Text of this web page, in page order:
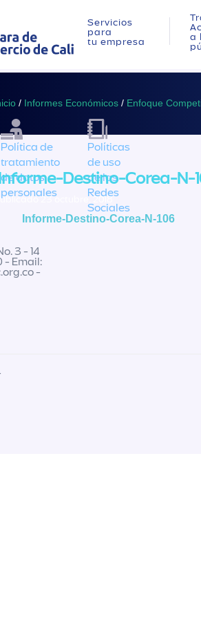
Servicios
para
tu empresa
a
/ Informes Económicos / Enfoque
Destino-Corea-N-
Publicado 23 octubre, 2018
Informe-Destino-Corea-N-106
Política de
tratamiento
de datos
personales
Políticas
de uso
de las
Redes
Sociales
3 - 14
- Email:
-